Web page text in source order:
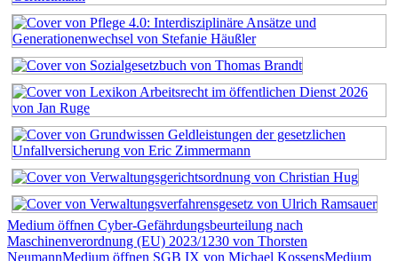
Medium öffnen Cyber-Gefährdungsbeurteilung nach
Maschinenverordnung (EU) 2023/1230 von Thorsten
NeumannMedium öffnen SGB IX von Michael KossensMedium